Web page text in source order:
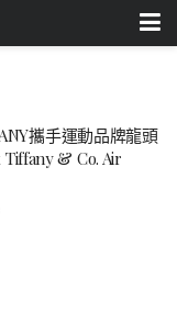
攜手運動品牌龍頭
& Co. Air